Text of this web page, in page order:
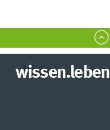
wissen.leben